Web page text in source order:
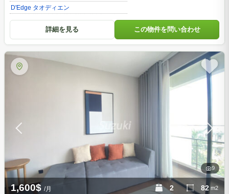
D'Edge タオディエン
詳細を見る この物件を問い合わせ
9
2 82 m2
1,600$ /月